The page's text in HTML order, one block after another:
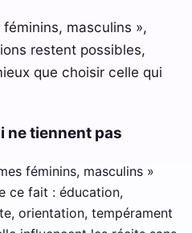
masculins »,
restent possibles,
que choisir celle qui
ne tiennent pas
féminins, masculins »
ce fait : éducation,
orientation, tempérament